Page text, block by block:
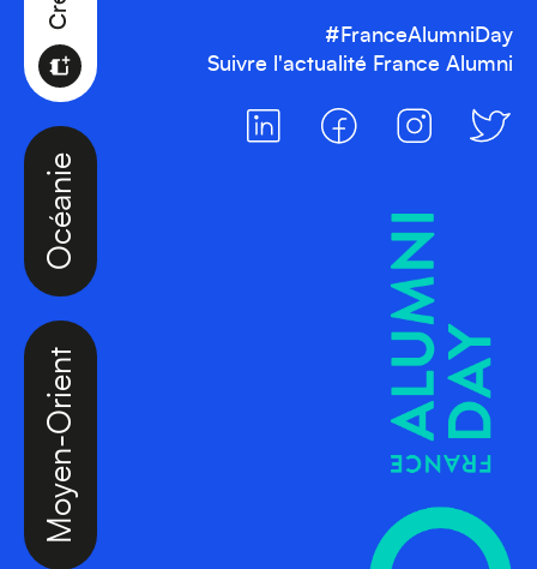
Moyen-Orient
Océanie
#FranceAlumniDay
Suivre l'actualité France Alumni